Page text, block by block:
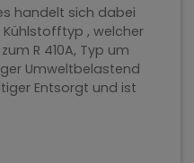
, welcher
R 410A, Typ um
Entsorgt und ist